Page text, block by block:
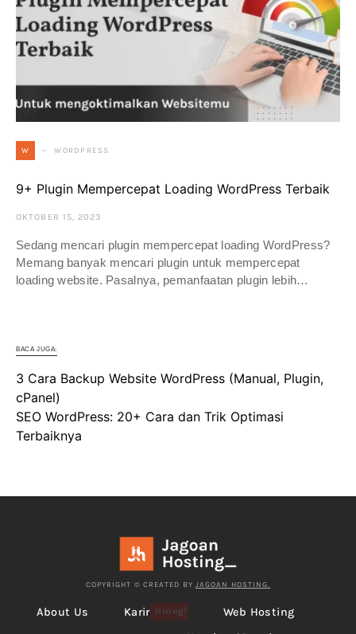
W WORDPRESS
9+ Plugin Mempercepat Loading WordPress Terbaik
OKTOBER 15, 2023
Sedang mencari plugin mempercepat loading WordPress?
Memang banyak mencari plugin untuk mempercepat
loading website. Pasalnya, pemanfaatan plugin lebih…
BACA JUGA:
3 Cara Backup Website WordPress (Manual, Plugin,
cPanel)
SEO WordPress: 20+ Cara dan Trik Optimasi
Terbaiknya
COPYRIGHT © CREATED BY JAGOAN HOSTING.
About Us Karir Hiring!
Web Hosting